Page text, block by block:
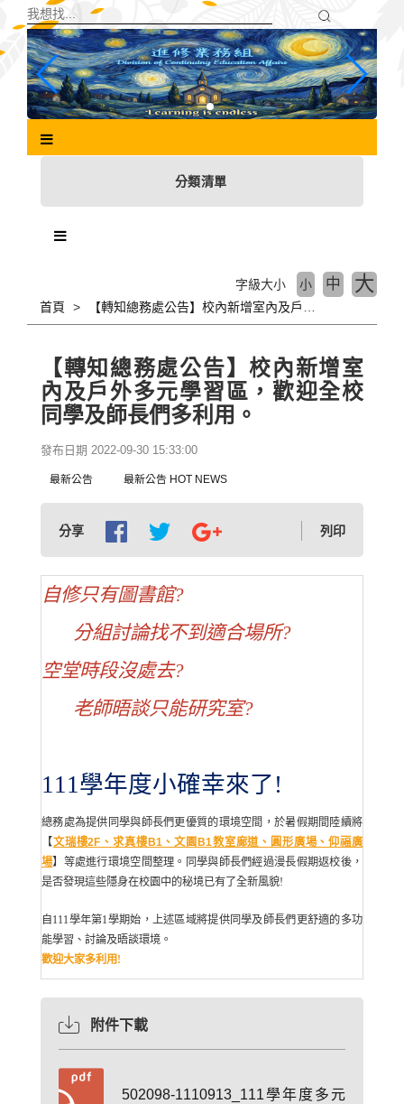
主
分類清單
首頁
字級大小 小 中 大
【轉知總務處公告】校內新增室
內及戶外多元學習區，歡迎全校
同學及師長們多利用。
發布日期 2022-09-30 15:33:00
最新公告 最新公告 HOT NEWS
分享 列印
自修只有圖書館?
分組討論找不到適合場所?
空堂時段沒處去?
老師晤談只能研究室?
111學年度小確幸來了!
總務處為提供同學與師長們更優質的環境空間，於暑假期間陸續將
【文瑞樓2F、求真樓B1、文園B1教室廊道、圓形廣場、仰福廣
場】等處進行環境空間整理。同學與師長們經過漫長假期返校後，
是否發現這些隱身在校園中的秘境已有了全新風貌!
自111學年第1學期始，上述區域將提供同學及師長們更舒適的多功
能學習、討論及晤談環境。
歡迎大家多利用!
附件下載
502098-1110913_111學年度多元